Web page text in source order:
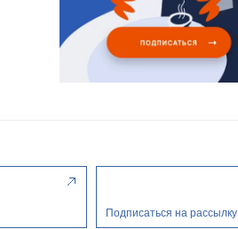
Подписаться на рассылку